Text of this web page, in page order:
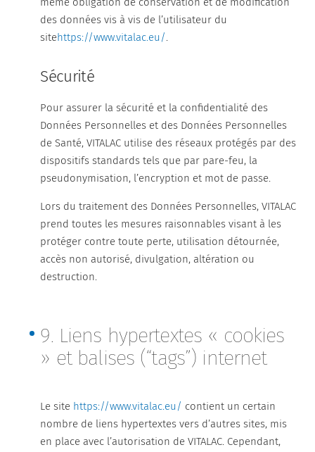
des données vis à vis de l’utilisateur du
sitehttps://www.vitalac.eu/.
Sécurité
Pour assurer la sécurité et la confidentialité des
Données Personnelles et des Données Personnelles
de Santé, VITALAC utilise des réseaux protégés par des
dispositifs standards tels que par pare-feu, la
pseudonymisation, l’encryption et mot de passe.
Lors du traitement des Données Personnelles, VITALAC
prend toutes les mesures raisonnables visant à les
protéger contre toute perte, utilisation détournée,
accès non autorisé, divulgation, altération ou
destruction.
9. Liens hypertextes « cookies
» et balises (“tags”) internet
Le site https://www.vitalac.eu/ contient un certain
nombre de liens hypertextes vers d’autres sites, mis
en place avec l’autorisation de VITALAC. Cependant,